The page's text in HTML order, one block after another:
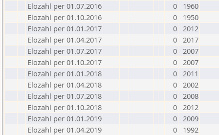
Elozahl per 01.07.2016
0
1960
Elozahl per 01.10.2016
0
1950
Elozahl per 01.01.2017
0 2012
Elozahl per 01.04.2017
0 2017
Elozahl per 01.07.2017
0 2007
Elozahl per 01.10.2017
0 2007
Elozahl per 01.01.2018
0 2011
Elozahl per 01.04.2018
0 2002
Elozahl per 01.07.2018
0 2008
Elozahl per 01.10.2018
0 2012
Elozahl per 01.01.2019
0 2009
Elozahl per 01.04.2019
0
1992